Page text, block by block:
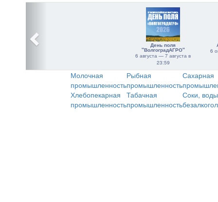
День поля
"ВолгоградАГРО"
6 августа — 7 августа в
23:59
6
Молочная
промышленность
Рыбная
промышленность
Сахарная
Хлебопекарная
промышленность
Табачная
промышленность
Соки,